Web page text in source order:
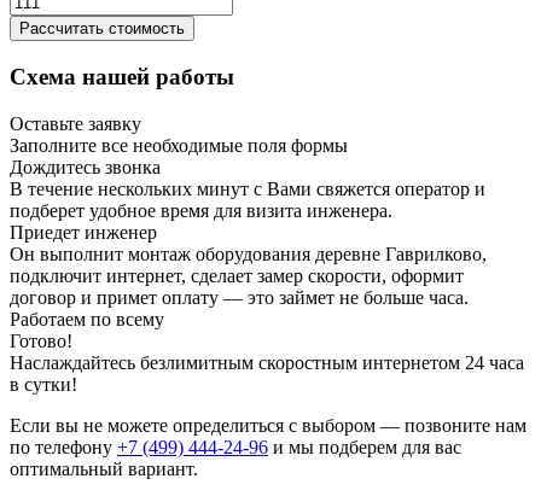
Рассчитать стоимость
Схема нашей работы
Оставьте заявку
Заполните все необходимые поля формы
Дождитесь звонка
В течение нескольких минут с Вами свяжется оператор и
подберет удобное время для визита инженера.
Приедет инженер
Он выполнит монтаж оборудования деревне Гаврилково,
подключит интернет, сделает замер скорости, оформит
договор и примет оплату — это займет не больше часа.
Работаем по всему
Готово!
Наслаждайтесь безлимитным скоростным интернетом 24 часа
в сутки!
Если вы не можете определиться с выбором — позвоните нам
по телефону +7 (499) 444-24-96 и мы подберем для вас
оптимальный вариант.